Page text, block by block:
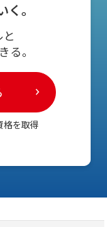
。
る。
を取得